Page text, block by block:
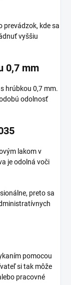
prevádzok, kde sa
vyššiu
0,7 mm
hrúbkou 0,7 mm.
odolnosť
lakom v
je odolná voči
preto sa
pomocou
si tak môže
pracovné